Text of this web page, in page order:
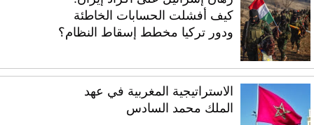
كيف أفشلت الحسابات الخاطئة
ودور تركيا مخطط إسقاط النظام؟
الاستراتيجية المغربية في عهد
الملك محمد السادس